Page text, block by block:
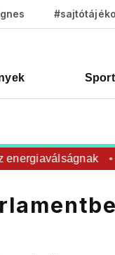
Sport